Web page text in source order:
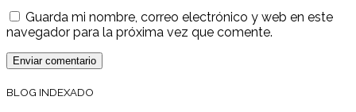
Guarda mi nombre, correo electrónico y web en este
navegador para la próxima vez que comente.
BLOG INDEXADO